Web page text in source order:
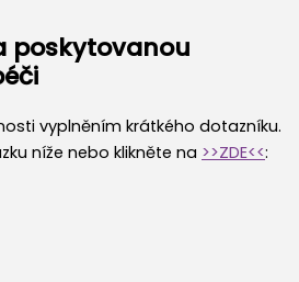
poskytovanou
vyplněním krátkého dotazníku.
níže nebo klikněte na >>ZDE<<: